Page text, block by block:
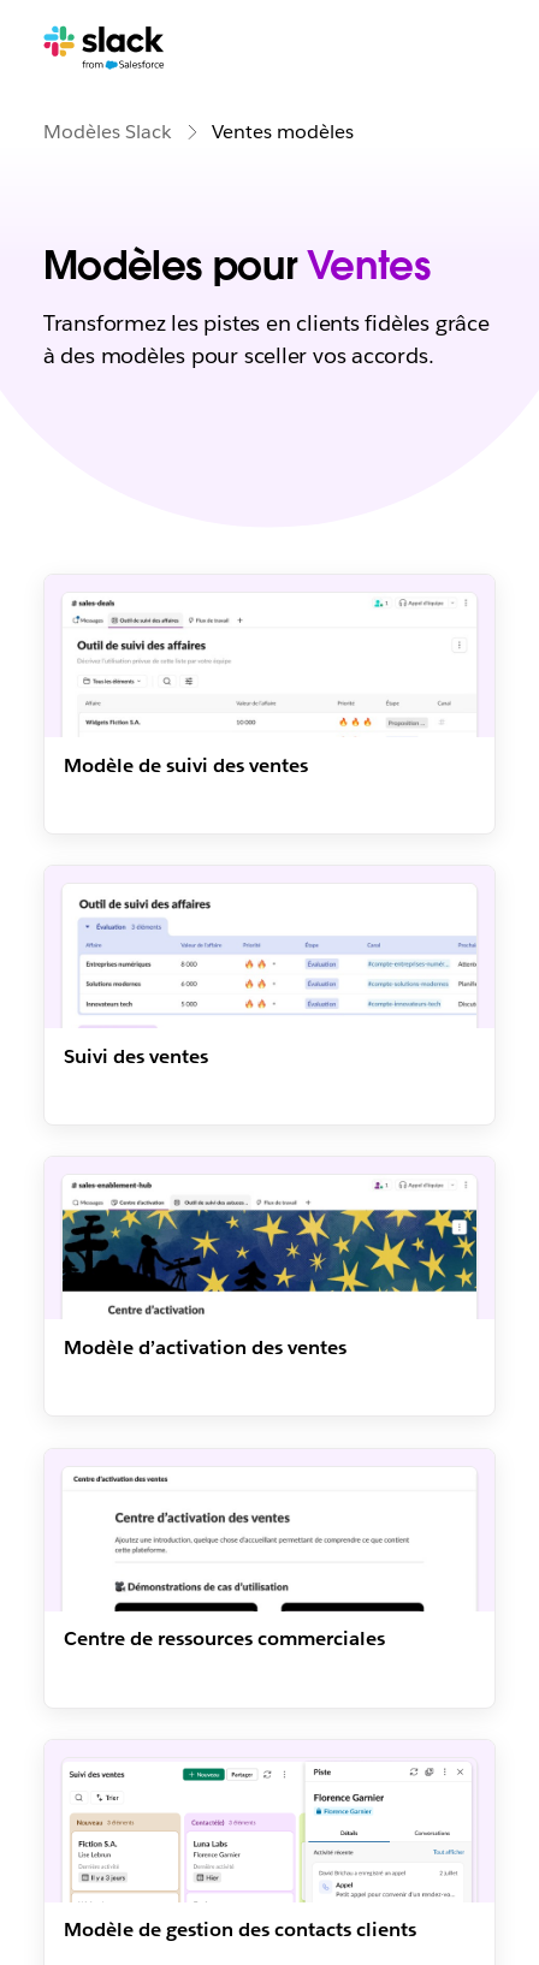
Modèles Slack Ventes modèles
Modèles pourVentes
Transformez les pistes en clients fidèles grâce
à des modèles pour sceller vos accords.
Modèle de suivi des ventes
Suivi des ventes
Modèle d’activation des ventes
Centre de ressources commerciales
Modèle de gestion des contacts clients